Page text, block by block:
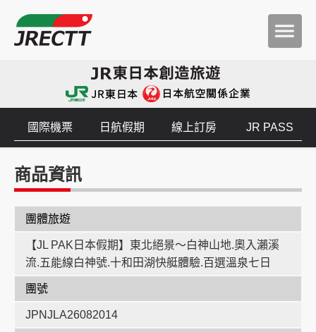
國際機票 日航假期 線上訂房 JR PASS
商品資訊
團體旅遊
【JL PAK日本假期】東北絕景～白神山地.奧入瀨溪
流.五能線白神號.十和田湖快艇體驗.百選溫泉七日
團號
JPNJLA26082014